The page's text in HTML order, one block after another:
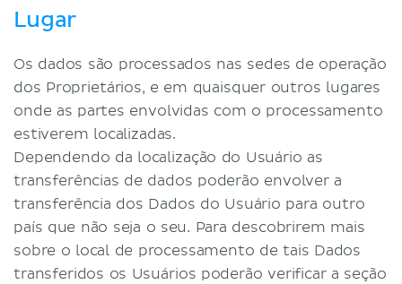
Lugar
Os dados são processados ​​nas sedes de operação
dos Proprietários, e em quaisquer outros lugares
onde as partes envolvidas com o processamento
estiverem localizadas.
Dependendo da localização do Usuário as
transferências de dados poderão envolver a
transferência dos Dados do Usuário para outro
país que não seja o seu. Para descobrirem mais
sobre o local de processamento de tais Dados
transferidos os Usuários poderão verificar a seção